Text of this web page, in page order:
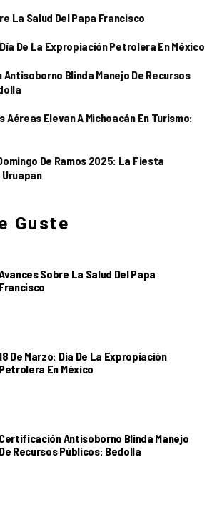
La Salud Del Papa Francisco
De La Expropiación Petrolera En México
Blinda Manejo De Recursos
Aéreas Elevan A Michoacán En Turismo:
De Ramos 2025: La Fiesta
Guste
Sobre La Salud Del Papa
Francisco
De Marzo: Día De La Expropiación
Petrolera En México
Certificación Antisoborno Blinda Manejo
De Recursos Públicos: Bedolla